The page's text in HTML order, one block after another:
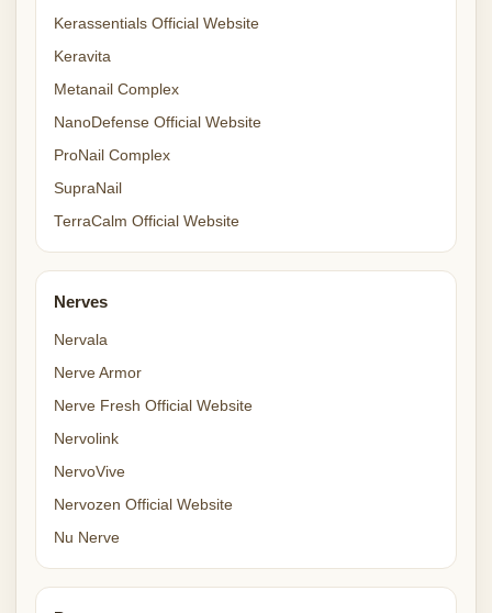
Kerassentials Official Website
Keravita
Metanail Complex
NanoDefense Official Website
ProNail Complex
SupraNail
TerraCalm Official Website
Nerves
Nervala
Nerve Armor
Nerve Fresh Official Website
Nervolink
NervoVive
Nervozen Official Website
Nu Nerve